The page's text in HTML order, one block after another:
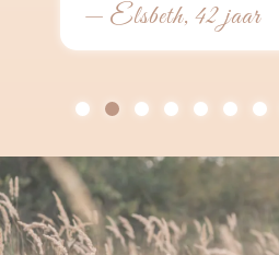
— Elsbeth, 42 jaar